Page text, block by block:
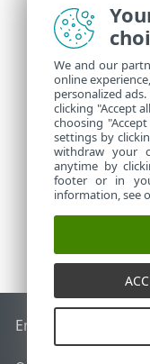
End of Life ESET-i
We and our
online
personalized
clicking "Accept
choosing
settings by
withdraw your
anytime by
footer or in
information, see